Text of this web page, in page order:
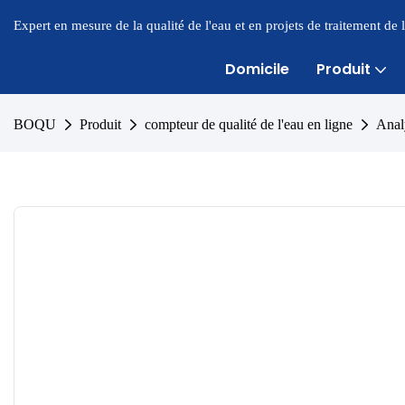
Expert en mesure de la qualité de l'eau et en projets de traitement de
Domicile Produit
BOQU Produit compteur de qualité de l'eau en ligne